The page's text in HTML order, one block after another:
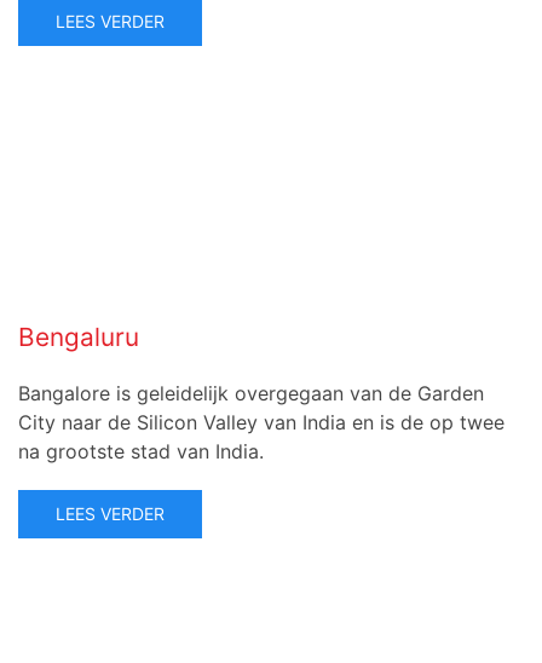
LEES VERDER
Bengaluru
Bangalore is geleidelijk overgegaan van de Garden
City naar de Silicon Valley van India en is de op twee
na grootste stad van India.
LEES VERDER